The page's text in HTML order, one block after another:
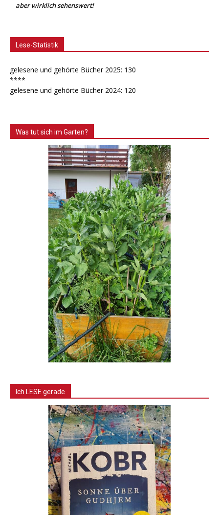
aber wirklich sehenswert!
Lese-Statistik
gelesene und gehörte Bücher 2025: 130
****
gelesene und gehörte Bücher 2024: 120
Was tut sich im Garten?
Ich LESE gerade